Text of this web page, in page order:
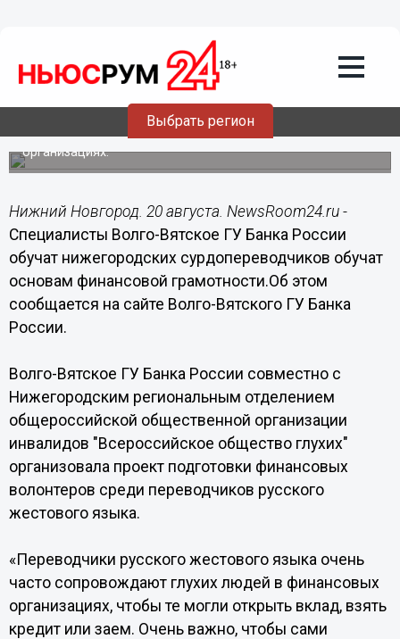
Выбрать регион
Нижегородских сурдопереводчиков
обучат основам финансовой
грамотности
Они будут сопровождать глухих людей в финансовых
организациях.
Нижний Новгород. 20 августа. NewsRoom24.ru -
Специалисты Волго-Вятское ГУ Банка России
обучат нижегородских сурдопереводчиков обучат
основам финансовой грамотности.Об этом
сообщается на сайте Волго-Вятского ГУ Банка
России.
Волго-Вятское ГУ Банка России совместно с
Нижегородским региональным отделением
общероссийской общественной организации
инвалидов "Всероссийское общество глухих"
организовала проект подготовки финансовых
волонтеров среди переводчиков русского
жестового языка.
«Переводчики русского жестового языка очень
часто сопровождают глухих людей в финансовых
организациях, чтобы те могли открыть вклад, взять
кредит или заем. Очень важно, чтобы сами